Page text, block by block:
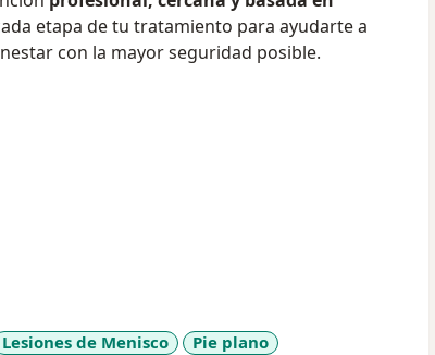
etapa de tu tratamiento para ayudarte a
con la mayor seguridad posible.
Lesiones de Menisco
Pie plano